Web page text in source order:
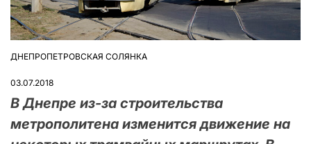
ОПУБЛІКУВАТИ
ДНЕПРОПЕТРОВСКАЯ СОЛЯНКА
03.07.2018
В Днепре из-за строительства
метрополитена изменится движение на